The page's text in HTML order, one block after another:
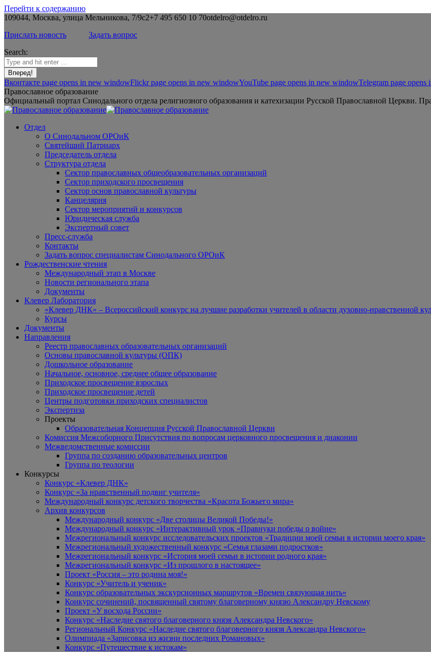
Перейти к содержанию
109044, Москва, улица Мельникова, 7/9с2+7 495 650 10 70otdelro@otdelro.ru
Прислать новость
Задать вопрос
Search:
Вконтакте page opens in new windowFlickr page opens in new windowYouTube page opens in new windowTelegram page
Православное образование
Официальный портал Синодального отдела религиозного образования и катехизации Русской Православной Церкви.
Отдел
О Синодальном ОРОиК
Святейший Патриарх
Председатель отдела
Структура отдела
Сектор православных общеобразовательных организаций
Сектор приходского просвещения
Сектор основ православной культуры
Канцелярия
Сектор мероприятий и конкурсов
Юридическая служба
Экспертный совет
Пресс-служба
Контакты
Задать вопрос специалистам Синодального ОРОиК
Рождественские чтения
Международный этап в Москве
Новости регионального этапа
Документы
Клевер Лаборатория
«Клевер ДНК» – Всероссийский конкурс на лучшие разработки учителей в области духовно-нравственной
Курсы
Документы
Направления
Реестр православных образовательных организаций
Основы православной культуры (ОПК)
Дошкольное образование
Начальное, основное, среднее общее образование
Приходское просвещение взрослых
Приходское просвещение детей
Центры подготовки приходских специалистов
Экспертиза
Проекты
Образовательная Концепция Русской Православной Церкви
Комиссия Межсоборного Присутствия по вопросам церковного просвещения и диаконии
Межведомственные комиссии
Группа по созданию образовательных центров
Группа по теологии
Конкурсы
Конкурс «Клевер ДНК»
Конкурс «За нравственный подвиг учителя»
Международный конкурс детского творчества «Красота Божьего мира»
Архив конкурсов
Международный конкурс «Две столицы Великой Победы!»
Международный конкурс «Интерактивный урок «Правнуки победы о войне»
Межрегиональный конкурс исследовательских проектов «Традиции моей семьи в истории моего края»
Межрегиональный художественный конкурс «Семья глазами подростков»
Межрегиональный конкурс «История моей семьи в истории родного края»
Межрегиональный конкурс «Из прошлого в настоящее»
Проект «Россия – это родина моя!»
Конкурс «Учитель и ученик»
Конкурс образовательных экскурсионных маршрутов «Времен связующая нить»
Конкурс сочинений, посвященный святому благоверному князю Александру Невскому
Проект «У восхода России»
Конкурс «Наследие святого благоверного князя Александра Невского»
Региональный Конкурс «Наследие святого благоверного князя Александра Невского»
Олимпиада «Зарисовка из жизни последних Романовых»
Конкурс «Путешествие к истокам»